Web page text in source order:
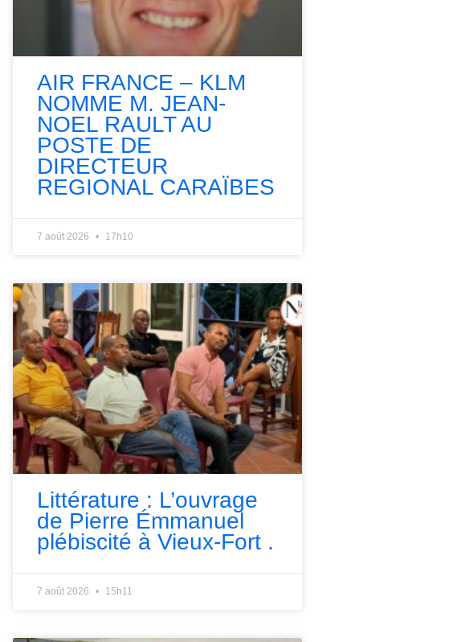
AIR FRANCE – KLM
NOMME M. JEAN-
NOEL RAULT AU
POSTE DE
DIRECTEUR
REGIONAL CARAÏBES
7 août 2026 17h10
Littérature : L’ouvrage
de Pierre Émmanuel
plébiscité à Vieux-Fort .
7 août 2026 15h11